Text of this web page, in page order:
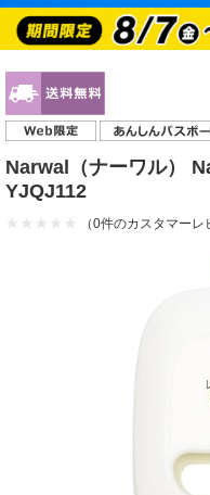
Narwal（ナーワル）
YJQJ112
（0件のカスタマーレ